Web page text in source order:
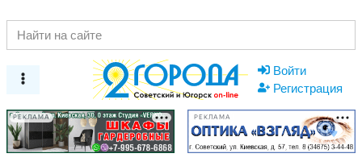
Войти
Регистрация
РЕКЛАМА РЕКЛАМА